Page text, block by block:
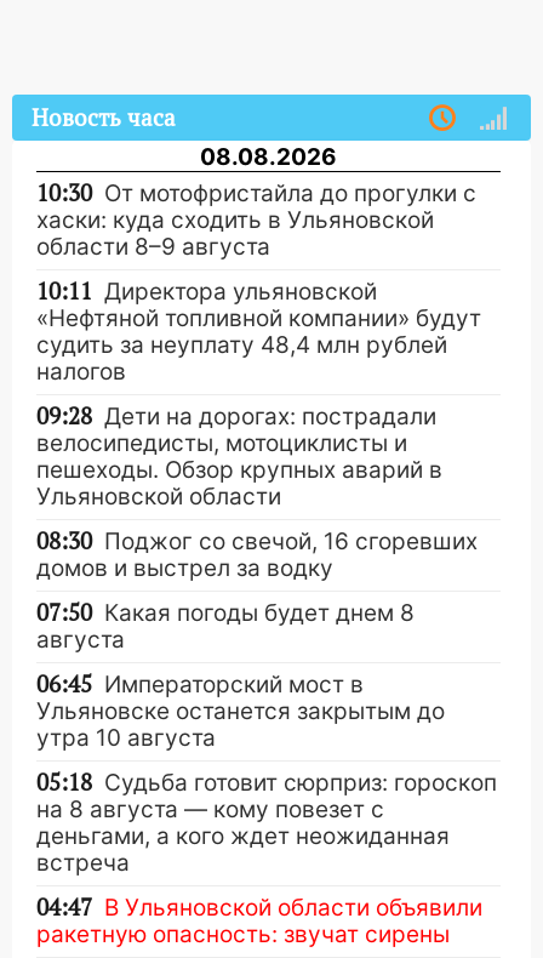
Новость часа
08.08.2026
10:30 От мотофристайла до прогулки с
хаски: куда сходить в Ульяновской
области 8–9 августа
10:11 Директора ульяновской
«Нефтяной топливной компании» будут
судить за неуплату 48,4 млн рублей
налогов
09:28 Дети на дорогах: пострадали
велосипедисты, мотоциклисты и
пешеходы. Обзор крупных аварий в
Ульяновской области
08:30 Поджог со свечой, 16 сгоревших
домов и выстрел за водку
07:50 Какая погоды будет днем 8
августа
06:45 Императорский мост в
Ульяновске останется закрытым до
утра 10 августа
05:18 Судьба готовит сюрприз: гороскоп
на 8 августа — кому повезет с
деньгами, а кого ждет неожиданная
встреча
04:47 В Ульяновской области объявили
ракетную опасность: звучат сирены